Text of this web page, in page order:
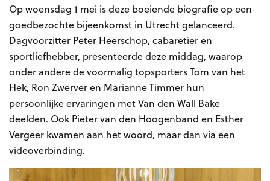
Op woensdag 1 mei is deze boeiende biografie op een
goedbezochte bijeenkomst in Utrecht gelanceerd.
Dagvoorzitter Peter Heerschop, cabaretier en
sportliefhebber, presenteerde deze middag, waarop
onder andere de voormalig topsporters Tom van het
Hek, Ron Zwerver en Marianne Timmer hun
persoonlijke ervaringen met Van den Wall Bake
deelden. Ook Pieter van den Hoogenband en Esther
Vergeer kwamen aan het woord, maar dan via een
videoverbinding.